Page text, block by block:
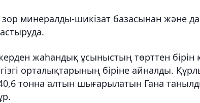
зор минералды-шикізат базасынан және
жаһандық ұсыныстың төрттен бірін
орталықтарының біріне айналды.
тонна алтын шығарылатын Гана